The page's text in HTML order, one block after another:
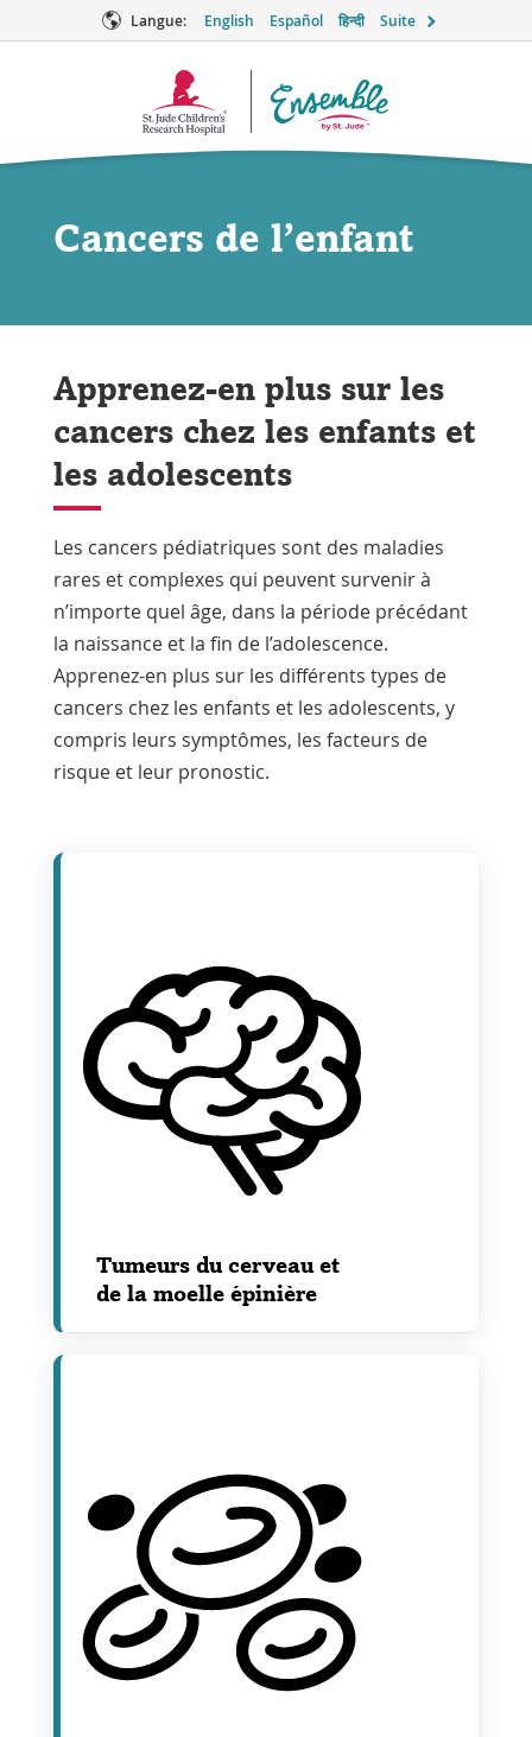
Langue: English Español हिन्दी Suite
Logo
Cancers de l’enfant
Apprenez-en plus sur les
cancers chez les enfants et
les adolescents
Les cancers pédiatriques sont des maladies
rares et complexes qui peuvent survenir à
n’importe quel âge, dans la période précédant
la naissance et la fin de l’adolescence.
Apprenez-en plus sur les différents types de
cancers chez les enfants et les adolescents, y
compris leurs symptômes, les facteurs de
risque et leur pronostic.
Tumeurs du cerveau et
de la moelle épinière